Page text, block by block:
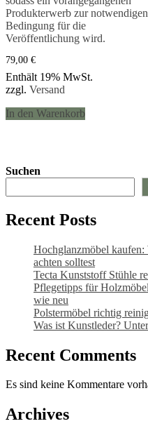
Produkterwerb zur notwendigen
Bedingung für die
Veröffentlichung wird.
79,00 €
Enthält 19% MwSt.
zzgl. Versand
In den Warenkorb
Suchen
Recent Posts
Hochglanzmöbel
achten solltest
Tecta Kunststoff Stühle
Pflegetipps für
wie neu​
Polstermöbel richtig
Was ist Kunstleder?
Recent Comments
Es sind keine Kommentare
Archives